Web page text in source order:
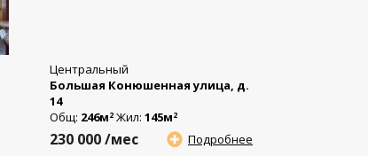
Центральный
Большая Конюшенная улица, д.
14
Общ: 246м2 Жил: 145м2
Подробнее
230 000/мес